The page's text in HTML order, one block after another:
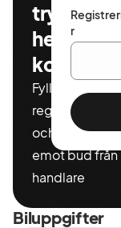
tryggt
helt
Fyll i ditt
och miltal för
emot bud från
handlare
r
Biluppgifter